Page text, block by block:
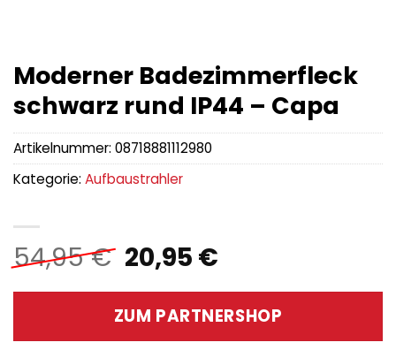
Moderner Badezimmerfleck
schwarz rund IP44 – Capa
54,95€ Ursprünglicher
Preis
war:
54,95 €
20,95 €Aktueller
ist:
20,95 €.
ZUM PARTNERSHOP
Artikelnummer: 08718881112980
Kategorie: Aufbaustrahler